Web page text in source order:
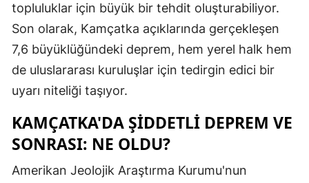
topluluklar için büyük bir tehdit oluşturabiliyor.
Son olarak, Kamçatka açıklarında gerçekleşen
7,6 büyüklüğündeki deprem, hem yerel halk hem
de uluslararası kuruluşlar için tedirgin edici bir
uyarı niteliği taşıyor.
KAMÇATKA'DA ŞIDDETLI DEPREM VE
SONRASI: NE OLDU?
Amerikan Jeolojik Araştırma Kurumu'nun